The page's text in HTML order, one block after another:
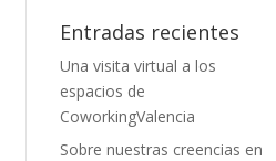
Entradas recientes
Una visita virtual a los
espacios de
CoworkingValencia
Sobre nuestras creencias en